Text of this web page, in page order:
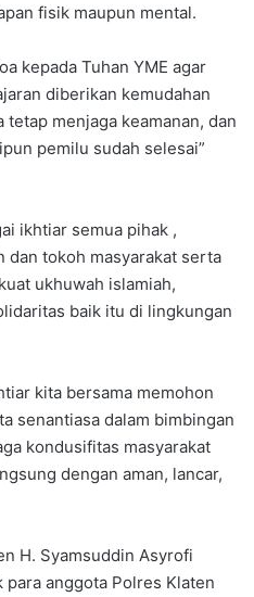
fisik maupun mental.
kepada Tuhan YME agar
diberikan kemudahan
menjaga keamanan, dan
pemilu sudah selesai”
ikhtiar semua pihak ,
dan tokoh masyarakat serta
ukhuwah islamiah,
baik itu di lingkungan
kita bersama memohon
senantiasa dalam bimbingan
kondusifitas masyarakat
dengan aman, lancar,
H. Syamsuddin Asyrofi
para anggota Polres Klaten